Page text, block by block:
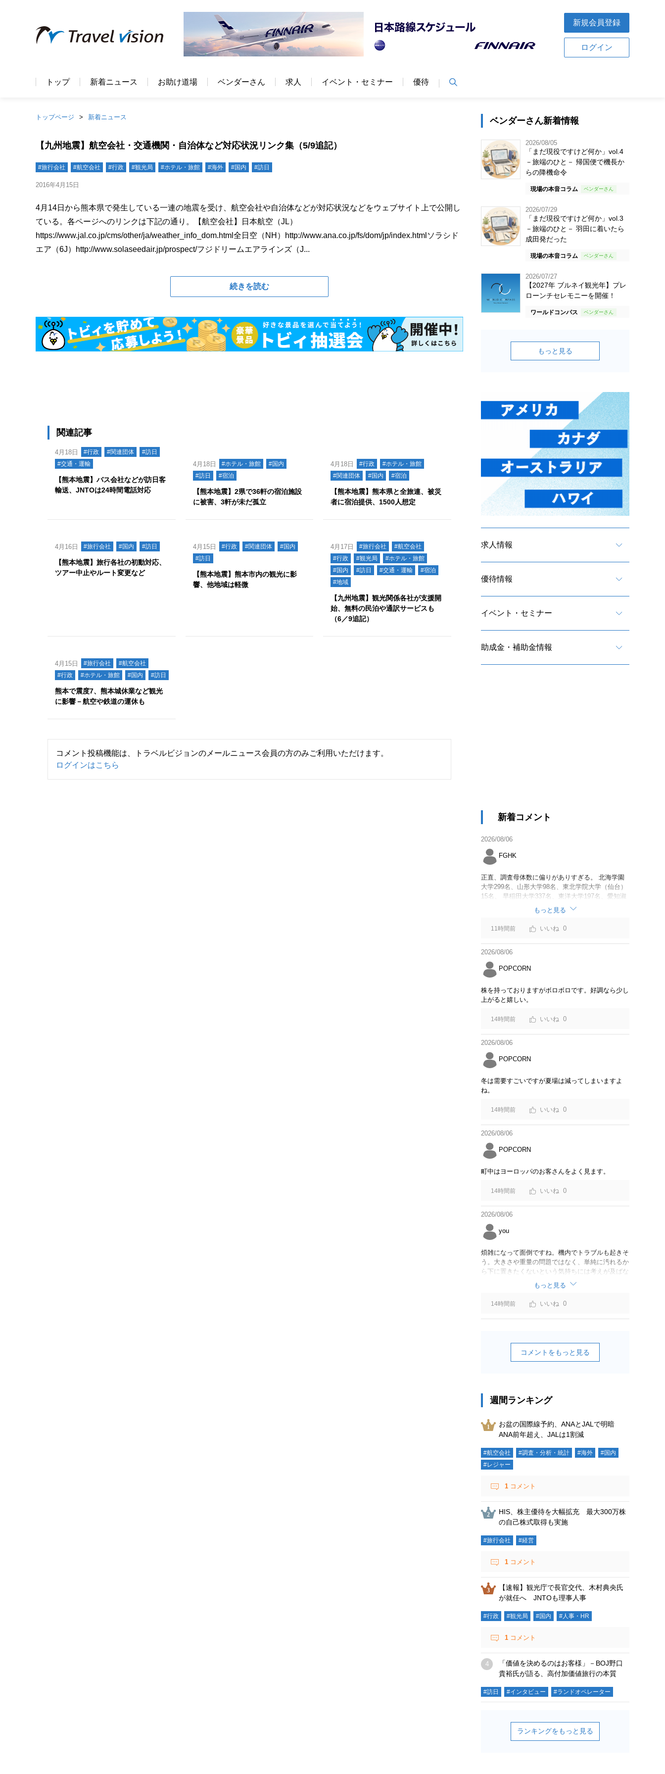
新規会員登録
ログイン
トップ 新着ニュース お助け道場 ベンダーさん 求人 イベント・セミナー 優待
トップページ 新着ニュース
【九州地震】航空会社・交通機関・自治体など対応状況リンク集（5/9追記）
#旅行会社 #航空会社 #行政 #観光局 #ホテル・旅館 #海外 #国内 #訪日
2016年4月15日
4月14日から熊本県で発生している一連の地震を受け、航空会社や自治体などが対応状況などをウェブサイト上で公開し
ている。各ページへのリンクは下記の通り。【航空会社】日本航空（JL）
https://www.jal.co.jp/cms/other/ja/weather_info_dom.html全日空（NH）http://www.ana.co.jp/fs/dom/jp/index.htmlソラシド
エア（6J）http://www.solaseedair.jp/prospect/フジドリームエアラインズ（J...
続きを読む
関連記事
4月18日 #行政 #関連団体
#訪日
#交通・運輸
【熊本地震】バス会社などが訪日客
輸送、JNTOは24時間電話対応
4月18日 #ホテル・旅館
#国内
#訪日
#宿泊
【熊本地震】2県で36軒の宿泊施設
に被害、3軒が未だ孤立
4月18日 #行政
#ホテル・旅館
#関連団体
#国内 #宿泊
【熊本地震】熊本県と全旅連、被災
者に宿泊提供、1500人想定
4月16日 #旅行会社 #国内 #訪日
【熊本地震】旅行各社の初動対応、
ツアー中止やルート変更など
4月15日 #行政 #関連団体
#国内
#訪日
【熊本地震】熊本市内の観光に影
響、他地域は軽微
4月17日 #旅行会社
#航空会社
#行政
#観光局
#ホテル・旅館
#国内
#訪日 #交通・運輸
#宿泊
#地域
【九州地震】観光関係各社が支援開
始、無料の民泊や通訳サービスも
（6／9追記）
4月15日 #旅行会社
#航空会社
#行政
#ホテル・旅館 #国内 #訪日
熊本で震度7、熊本城休業など観光
に影響－航空や鉄道の運休も
コメント投稿機能は、トラベルビジョンのメールニュース会員の方のみご利用いただけます。
ログインはこちら
ベンダーさん新着情報
2026/08/05
「まだ現役ですけど何か」vol.4
－旅端のひと－ 帰国便で機長か
らの降機命令
現場の本音コラム
2026/07/29
「まだ現役ですけど何か」vol.3
－旅端のひと－ 羽田に着いたら
成田発だった
現場の本音コラム
2026/07/27
【2027年 ブルネイ観光年】プレ
ローンチセレモニーを開催！
ワールドコンパス
もっと見る
求人情報
優待情報
イベント・セミナー
助成金・補助金情報
新着コメント
2026/08/06
FGHK
正直、調査母体数に偏りがありすぎる。 北海学園
大学299名、山形大学98名、東北学院大学（仙台）
15名、 早稲田大学337名、東洋大学197名、愛知淑
徳大学60名、 追手門学院大学（大阪）137名、安田
女子大学（広島）45名、 福岡大学62名、名桜大学
（沖縄）111名 調査と呼べるような内容でもない。
「Z世代の大学生海外旅行意識アンケート結果」に
変えた方が良いのでは？
もっと見る
11時間前 0
2026/08/06
POPCORN
株を持っておりますがボロボロです。好調なら少し
上がると嬉しい。
14時間前 0
2026/08/06
POPCORN
冬は需要すごいですが夏場は減ってしまいますよ
ね。
14時間前 0
2026/08/06
POPCORN
町中はヨーロッパのお客さんをよく見ます。
14時間前 0
2026/08/06
you
煩雑になって面倒ですね。機内でトラブルも起きそ
う。大きさや重量の問題ではなく、単純に汚れるか
ら下に置きたくないという気持ちには考えが及ばな
かったのでしょうかね。いっそ、荷物棚を撤去した
座席を作って、座席指定も荷物も含んだプランとす
べて無しで格安プランで分けてもらった方がシンプ
ルで分かりやすいかも。どんどん料金が細分化され
て面倒です。
もっと見る
14時間前 0
コメントをもっと見る
週間ランキング
お盆の国際線予約、ANAとJALで明暗
ANA前年超え、JALは1割減
#航空会社 #調査・分析・統計 #海外
#国内
#レジャー
1 コメント
HIS、株主優待を大幅拡充 最大300万株
の自己株式取得も実施
#旅行会社 #経営
1 コメント
【速報】観光庁で長官交代、木村典央氏
が就任へ JNTOも理事人事
#行政 #観光局 #国内 #人事・HR
1 コメント
「価値を決めるのはお客様」－BOJ野口
貴裕氏が語る、高付加価値旅行の本質
#訪日 #インタビュー #ランドオペレーター